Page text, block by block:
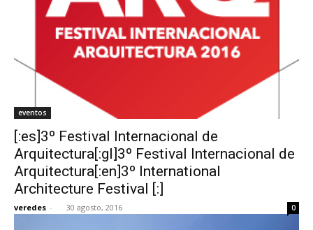
eventos
[:es]3º Festival Internacional de
Arquitectura[:gl]3º Festival Internacional de
Arquitectura[:en]3º International
Architecture Festival [:]
veredes - 30 agosto, 2016 0